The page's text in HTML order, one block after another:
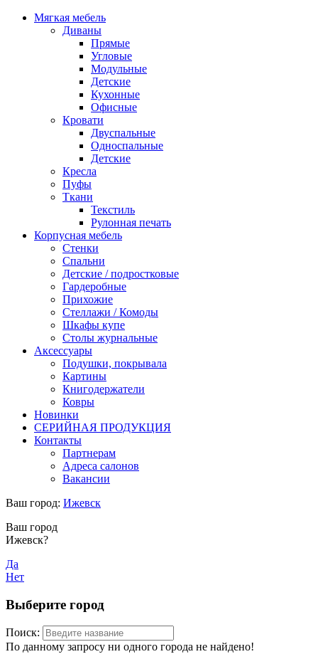
Мягкая мебель
Диваны
Прямые
Угловые
Модульные
Детские
Кухонные
Офисные
Кровати
Двуспальные
Односпальные
Детские
Кресла
Пуфы
Ткани
Текстиль
Рулонная печать
Корпусная мебель
Стенки
Спальни
Детские / подростковые
Гардеробные
Прихожие
Стеллажи / Комоды
Шкафы купе
Столы журнальные
Аксессуары
Подушки, покрывала
Картины
Книгодержатели
Ковры
Новинки
СЕРИЙНАЯ ПРОДУКЦИЯ
Контакты
Партнерам
Адреса салонов
Вакансии
Ваш город: Ижевск
Ваш город
Ижевск?
Да
Нет
Выберите город
Поиск:
По данному запросу ни одного города не найдено!